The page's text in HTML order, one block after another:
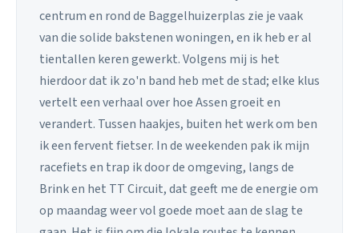
centrum en rond de Baggelhuizerplas zie je vaak
van die solide bakstenen woningen, en ik heb er al
tientallen keren gewerkt. Volgens mij is het
hierdoor dat ik zo'n band heb met de stad; elke klus
vertelt een verhaal over hoe Assen groeit en
verandert. Tussen haakjes, buiten het werk om ben
ik een fervent fietser. In de weekenden pak ik mijn
racefiets en trap ik door de omgeving, langs de
Brink en het TT Circuit, dat geeft me de energie om
op maandag weer vol goede moet aan de slag te